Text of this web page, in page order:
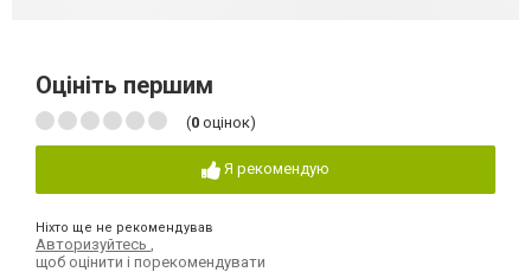
Оцініть першим
(0 оцінок)
Я рекомендую
Ніхто ще не рекомендував
Авторизуйтесь
щоб оцінити і порекомендувати